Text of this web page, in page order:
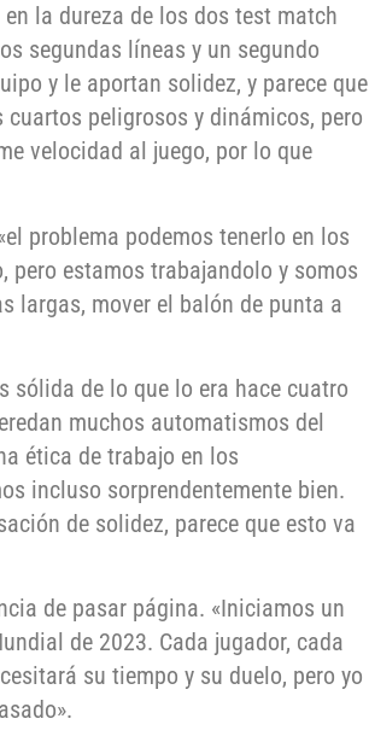
la dureza de los dos test match
segundas líneas y un segundo
y le aportan solidez, y parece que
peligrosos y dinámicos, pero
velocidad al juego, por lo que
problema podemos tenerlo en los
pero estamos trabajandolo y somos
largas, mover el balón de punta a
sólida de lo que lo era hace cuatro
muchos automatismos del
ética de trabajo en los
incluso sorprendentemente bien.
de solidez, parece que esto va
de pasar página. «Iniciamos un
de 2023. Cada jugador, cada
su tiempo y su duelo, pero yo